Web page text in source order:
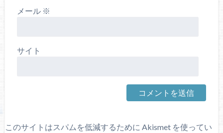
メール ※
サイト
このサイトはスパムを低減するために Akismet を使ってい